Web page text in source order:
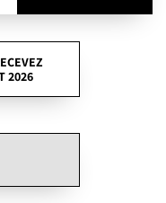
2026